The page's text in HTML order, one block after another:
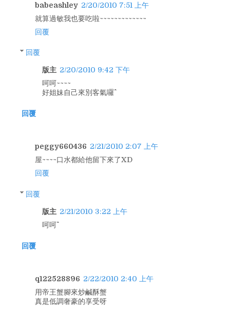
babeashley 2/20/2010 7:51 上午
就算過敏我也要吃啦~~~~~~~~~~~~~
回覆
回覆
版主 2/20/2010 9:42 下午
呵呵~~~~
好姐妹自己來別客氣囉^^
回覆
peggy660436 2/21/2010 2:07 上午
屋~~~~口水都給他留下來了XD
回覆
回覆
版主 2/21/2010 3:22 上午
呵呵^^
回覆
q122528896 2/22/2010 2:40 上午
用帝王蟹腳來炒鹹酥蟹
真是低調奢豪的享受呀